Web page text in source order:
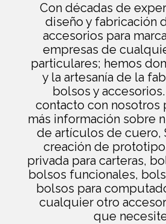
Con décadas de
diseño y fabricación
accesorios para
empresas de
particulares; hemos
y la artesanía de la
bolsos y
contacto con nosotros
más información sobre
de artículos de cuero,
creación de
privada para carteras,
bolsos funcionales,
bolsos para
cualquier otro
que